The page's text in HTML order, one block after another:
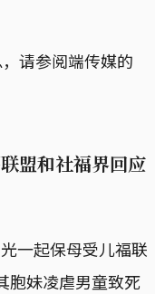
请参阅端传媒的
盟和社福界回应
一起保母受儿福联
胞妹凌虐男童致死